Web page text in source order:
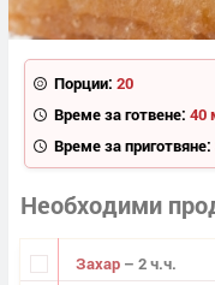
Порции: 20
Време за готвене: 40
Време за приготвяне:
Необходими
Захар – 2 ч.ч.